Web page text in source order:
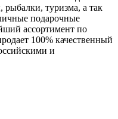
рыбалки, туризма, а так
подарочные
ассортимент по
100% качественный
и